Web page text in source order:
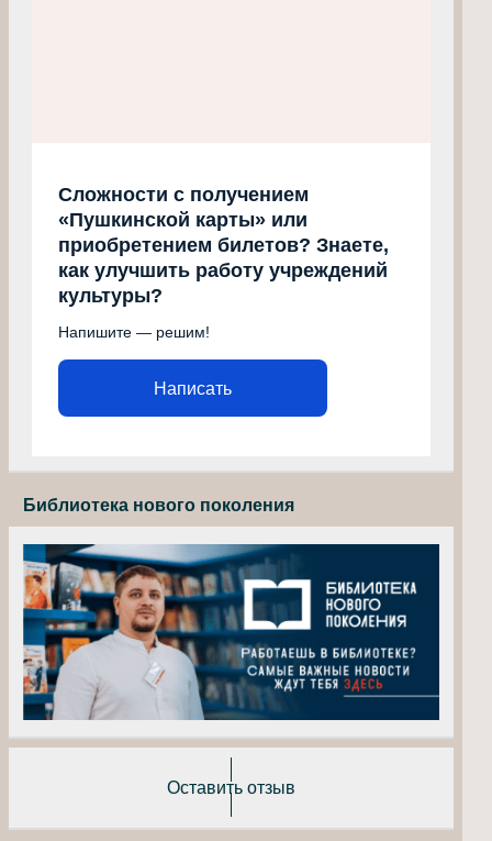
Сложности с получением
«Пушкинской карты» или
приобретением билетов? Знаете,
как улучшить работу учреждений
культуры?
Напишите — решим!
Написать
Библиотека нового поколения
Оставить отзыв